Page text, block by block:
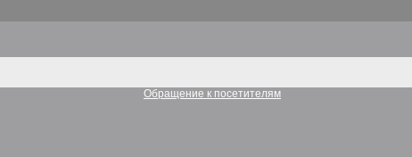
Обращение к посетителям